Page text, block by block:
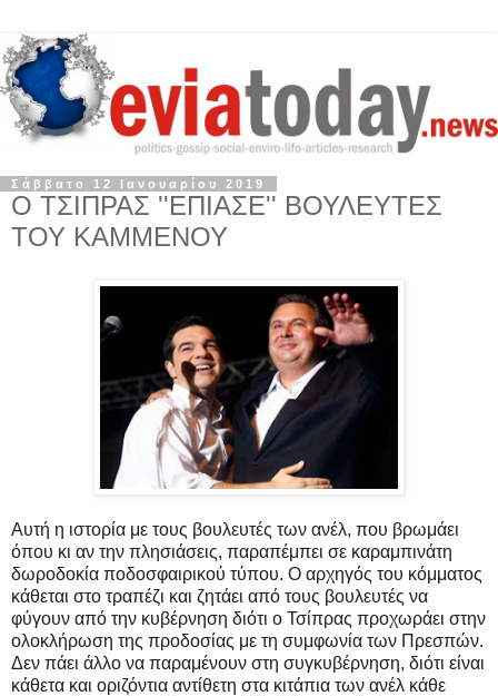
Σάββατο 12 Ιανουαρίου 2019
Ο ΤΣΙΠΡΑΣ ''ΕΠΙΑΣΕ'' ΒΟΥΛΕΥΤΕΣ
ΤΟΥ ΚΑΜΜΕΝΟΥ
Αυτή η ιστορία με τους βουλευτές των ανέλ, που βρωμάει
όπου κι αν την πλησιάσεις, παραπέμπει σε καραμπινάτη
δωροδοκία ποδοσφαιρικού τύπου. Ο αρχηγός του κόμματος
κάθεται στο τραπέζι και ζητάει από τους βουλευτές να
φύγουν από την κυβέρνηση διότι ο Τσίπρας προχωράει στην
ολοκλήρωση της προδοσίας με τη συμφωνία των Πρεσπών.
Δεν πάει άλλο να παραμένουν στη συγκυβέρνηση, διότι είναι
κάθετα και οριζόντια αντίθετη στα κιτάπια των ανέλ κάθε